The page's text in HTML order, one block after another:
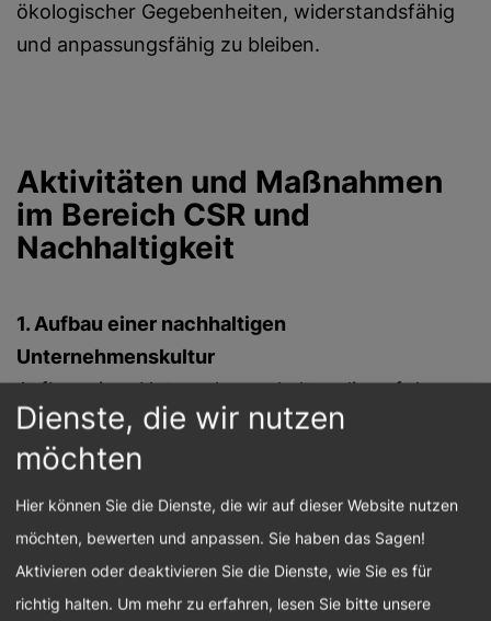
ökologischer Gegebenheiten, widerstandsfähig
und anpassungsfähig zu bleiben.
Aktivitäten und Maßnahmen
im Bereich CSR und
Nachhaltigkeit
1. ​​ Aufbau einer nachhaltigen
Unternehmenskultur
Aufbau einer Unternehmenskultur, die auf den
Prinzipien der Wertschätzung, Offenheit und
Nachhaltigkeit basiert.
bestehende Leitbild und klare schriftliche
Festlegung des Wertesystems.
Dienste, die wir nutzen
möchten
Hier können Sie die Dienste, die wir auf dieser Website nutzen
möchten, bewerten und anpassen. Sie haben das Sagen!
Aktivieren oder deaktivieren Sie die Dienste, wie Sie es für
richtig halten. Um mehr zu erfahren, lesen Sie bitte unsere